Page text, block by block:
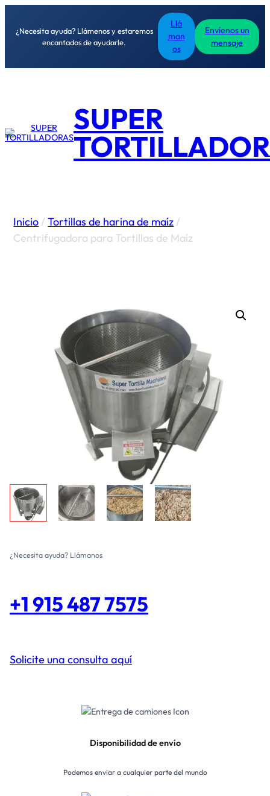
¿Necesita ayuda? Llámenos y estaremos
encantados de ayudarle.
Llá
man
os
Envíenos un
mensaje
SUPER
Inicio /Tortillas de harina de maíz /
Centrifugadora para Tortillas de Maíz
¿Necesita ayuda? Llámanos
+1 915 487 7575
Solicite una consulta aquí
Disponibilidad de envío
Podemos enviar a cualquier parte del mundo